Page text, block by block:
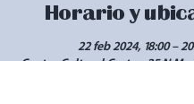
Horario y
22 feb 2024, 18:00 –
Centro Cultural Cortez, 25 N